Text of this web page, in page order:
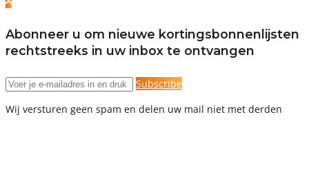
Abonneer u om nieuwe kortingsbonnenlijsten
rechtstreeks in uw inbox te ontvangen
Subscribe
Wij versturen geen spam en delen uw mail niet met derden